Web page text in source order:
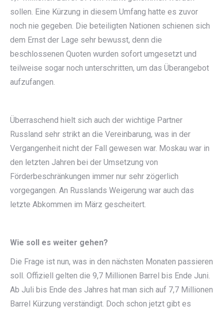
sollen. Eine Kürzung in diesem Umfang hatte es zuvor
noch nie gegeben. Die beteiligten Nationen schienen sich
dem Ernst der Lage sehr bewusst, denn die
beschlossenen Quoten wurden sofort umgesetzt und
teilweise sogar noch unterschritten, um das Überangebot
aufzufangen.
Überraschend hielt sich auch der wichtige Partner
Russland sehr strikt an die Vereinbarung, was in der
Vergangenheit nicht der Fall gewesen war. Moskau war in
den letzten Jahren bei der Umsetzung von
Förderbeschränkungen immer nur sehr zögerlich
vorgegangen. An Russlands Weigerung war auch das
letzte Abkommen im März gescheitert.
Wie soll es weiter gehen?
Die Frage ist nun, was in den nächsten Monaten passieren
soll. Offiziell gelten die 9,7 Millionen Barrel bis Ende Juni.
Ab Juli bis Ende des Jahres hat man sich auf 7,7 Millionen
Barrel Kürzung verständigt. Doch schon jetzt gibt es